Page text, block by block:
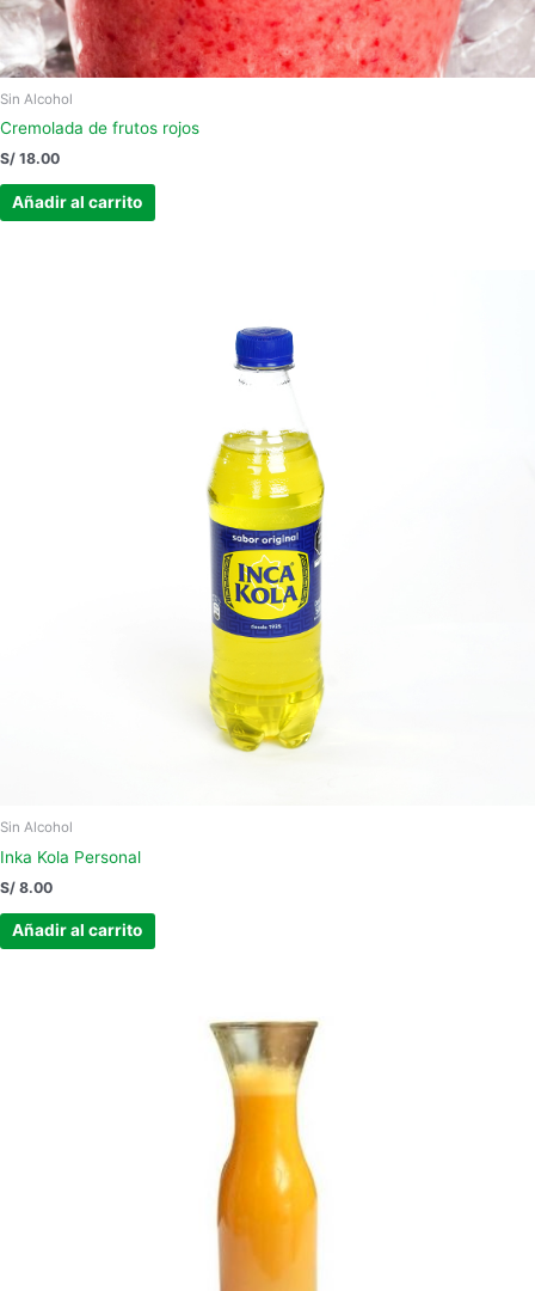
Sin Alcohol
Cremolada de frutos rojos
S/ 18.00
Añadir al carrito
Sin Alcohol
Inka Kola Personal
S/ 8.00
Añadir al carrito